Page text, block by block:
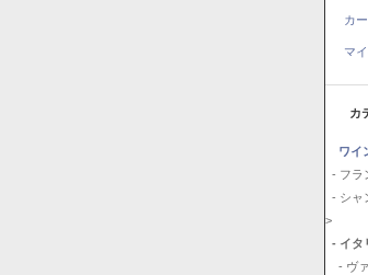
カ
マ
カテ
ワイ
- フラ
- シャ
>
- イタ
- ヴァ